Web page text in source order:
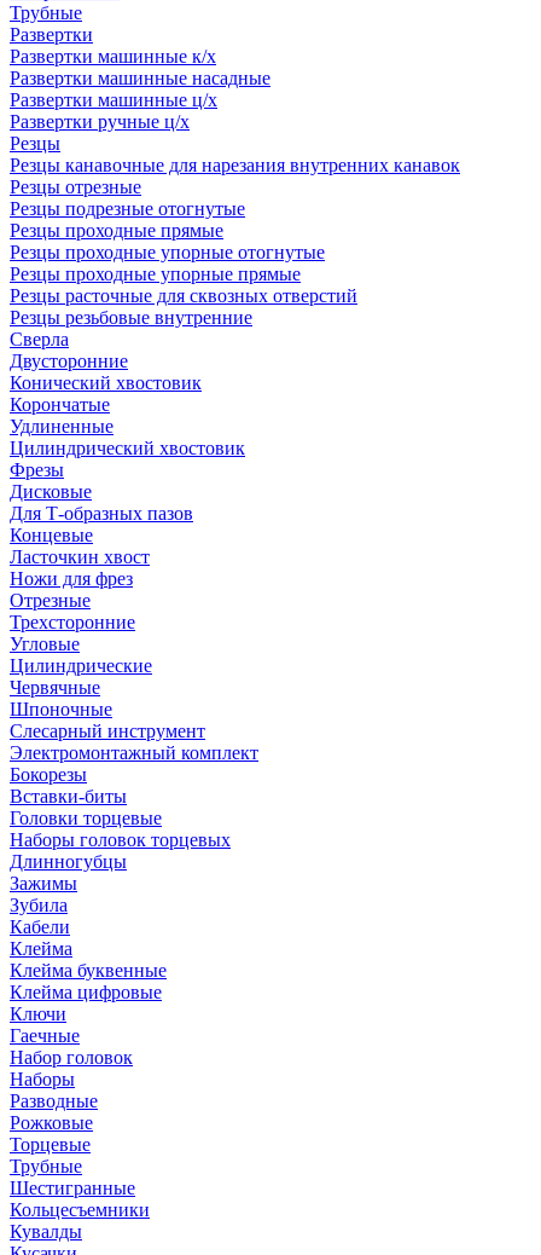
Трубные
Развертки
Развертки машинные к/х
Развертки машинные насадные
Развертки машинные ц/х
Развертки ручные ц/х
Резцы
Резцы канавочные для нарезания внутренних канавок
Резцы отрезные
Резцы подрезные отогнутые
Резцы проходные прямые
Резцы проходные упорные отогнутые
Резцы проходные упорные прямые
Резцы расточные для сквозных отверстий
Резцы резьбовые внутренние
Сверла
Двусторонние
Конический хвостовик
Корончатые
Удлиненные
Цилиндрический хвостовик
Фрезы
Дисковые
Для Т-образных пазов
Концевые
Ласточкин хвост
Ножи для фрез
Отрезные
Трехсторонние
Угловые
Цилиндрические
Червячные
Шпоночные
Слесарный инструмент
Электромонтажный комплект
Бокорезы
Вставки-биты
Головки торцевые
Наборы головок торцевых
Длинногубцы
Зажимы
Зубила
Кабели
Клейма
Клейма буквенные
Клейма цифровые
Ключи
Гаечные
Набор головок
Наборы
Разводные
Рожковые
Торцевые
Трубные
Шестигранные
Кольцесъемники
Кувалды